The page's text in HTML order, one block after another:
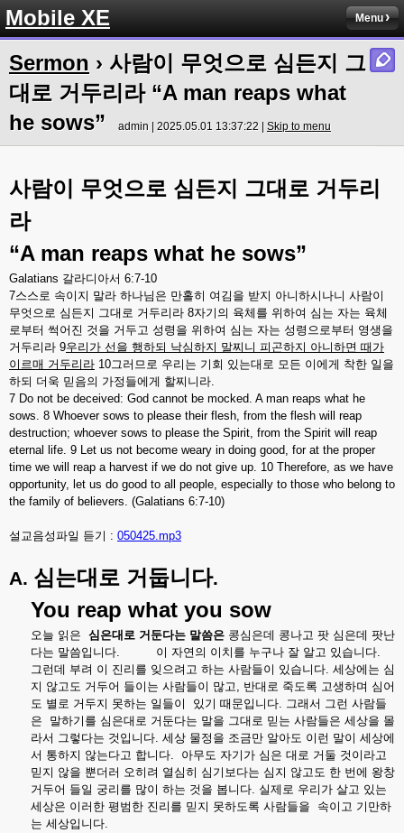
Mobile XE Menu
Sermon › 사람이 무엇으로 심든지 그
대로 거두리라 “A man reaps what
he sows”
admin | 2025.05.01 13:37:22 | Skip to menu
사람이 무엇으로 심든지 그대로 거두리
라
“A man reaps what he sows”
Galatians 갈라디아서 6:7-10
7스스로 속이지 말라 하나님은 만홀히 여김을 받지 아니하시나니 사람이
무엇으로 심든지 그대로 거두리라 8자기의 육체를 위하여 심는 자는 육체
로부터 썩어진 것을 거두고 성령을 위하여 심는 자는 성령으로부터 영생을
거두리라 9우리가 선을 행하되 낙심하지 말찌니 피곤하지 아니하면 때가
이르매 거두리라 10그러므로 우리는 기회 있는대로 모든 이에게 착한 일을
하되 더욱 믿음의 가정들에게 할찌니라.
7 Do not be deceived: God cannot be mocked. A man reaps what he
sows. 8 Whoever sows to please their flesh, from the flesh will reap
destruction; whoever sows to please the Spirit, from the Spirit will reap
eternal life. 9 Let us not become weary in doing good, for at the proper
time we will reap a harvest if we do not give up. 10 Therefore, as we have
opportunity, let us do good to all people, especially to those who belong to
the family of believers. (Galatians 6:7-10)
설교음성파일 듣기 : 050425.mp3
A. 심는대로 거둡니다.
You reap what you sow
오늘 읽은 심은대로 거둔다는 말씀은 콩심은데 콩나고 팟 심은데 팟난
다는 말씀입니다. 이 자연의 이치를 누구나 잘 알고 있습니다.
그런데 부려 이 진리를 잊으려고 하는 사람들이 있습니다. 세상에는 심
지 않고도 거두어 들이는 사람들이 많고, 반대로 죽도록 고생하며 심어
도 별로 거두지 못하는 일들이 있기 때문입니다. 그래서 그런 사람들
은
말하기를 심은대로 거둔다는 말을 그대로 믿는 사람들은 세상을 몰
라서 그렇다는 것입니다. 세상 물정을 조금만 알아도 이런 말이 세상에
서 통하지 않는다고 합니다. 아무도 자기가 심은 대로 거둘 것이라고
믿지 않을 뿐더러 오히려 열심히 심기보다는 심지 않고도 한 번에 왕창
거두어 들일 궁리를 많이 하는 것을 봅니다. 실제로 우리가 살고 있는
세상은 이러한 평범한 진리를 믿지 못하도록 사람들을 속이고 기만하
는 세상입니다.